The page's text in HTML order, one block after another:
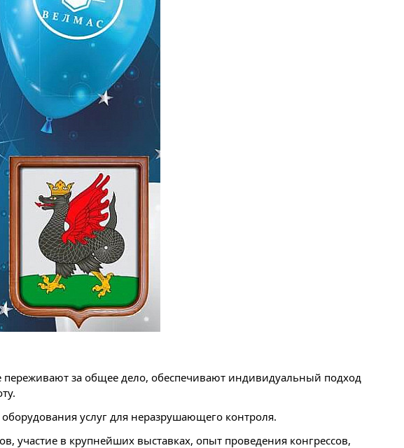
переживают за общее дело, обеспечивают индивидуальный подход
услуг для неразрушающего контроля.
участие в крупнейших выставках, опыт проведения конгрессов,